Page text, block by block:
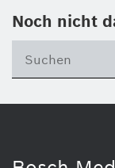
Noch nicht